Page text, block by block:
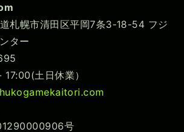
札幌市清田区平岡7条3-18-54 フジ
ター
土日休業）
号